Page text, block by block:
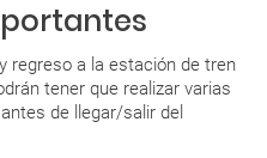
regreso a la estación de tren
tener que realizar varias
de llegar/salir del